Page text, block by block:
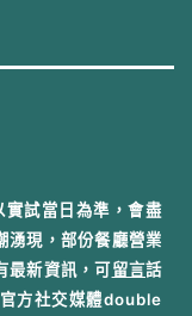
實試當日為準，會盡
湧現，部份餐廳營業
最新資訊，可留言話
方社交媒體double